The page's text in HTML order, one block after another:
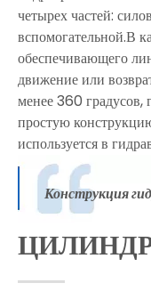
четырех частей:
вспомогательной.В
обеспечивающего
движение или
менее 360 градусов,
простую
используется в
Конструкция